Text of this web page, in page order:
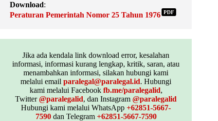
Download:
Peraturan Pemerintah Nomor 25 Tahun 1976 PDF
Jika ada kendala link download error, kesalahan
informasi, informasi kurang lengkap, kritik, saran, atau
menambahkan informasi, silakan hubungi kami
melalui emailparalegal@paralegal.id. Hubungi
kami melalui Facebook fb.me/paralegalid,
Twitter@paralegalid, dan Instagram@paralegalid
Hubungi kami melalui WhatsApp+62851-5667-
7590dan Telegram +62851-5667-7590